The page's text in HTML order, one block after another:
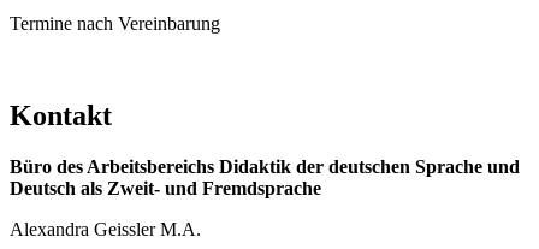
Termine nach Vereinbarung
Kontakt
Büro des Arbeitsbereichs Didaktik der deutschen Sprache und
Deutsch als Zweit- und Fremdsprache
Alexandra Geissler M.A.